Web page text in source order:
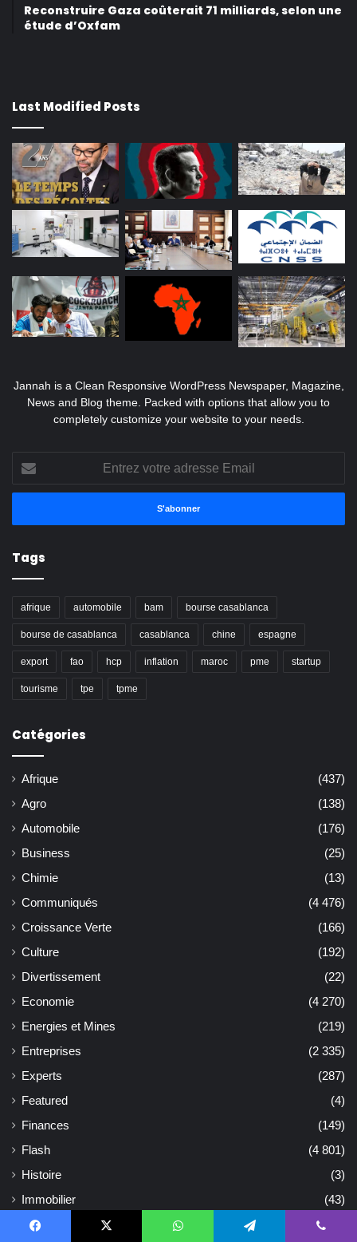
Reconstruire Gaza coûterait 71 milliards, selon une
étude d’Oxfam
Last Modified Posts
Jannah is a Clean Responsive WordPress Newspaper, Magazine,
News and Blog theme. Packed with options that allow you to
completely customize your website to your needs.
votre
adresse
Tags
afrique automobile bam bourse casablanca
bourse de casablanca casablanca chine espagne
export fao hcp inflation maroc pme startup
tourisme tpe tpme
Catégories
Afrique
(437)
Agro
(138)
Automobile
(176)
Business
(25)
Chimie
(13)
Communiqués
(4 476)
Croissance Verte
(166)
Culture
(192)
Divertissement
(22)
Economie
(4 270)
Energies et Mines
(219)
Entreprises
(2 335)
Experts
(287)
Featured
(4)
Finances
(149)
Flash
(4 801)
Histoire
(3)
Immobilier
(43)
Insolite
(33)